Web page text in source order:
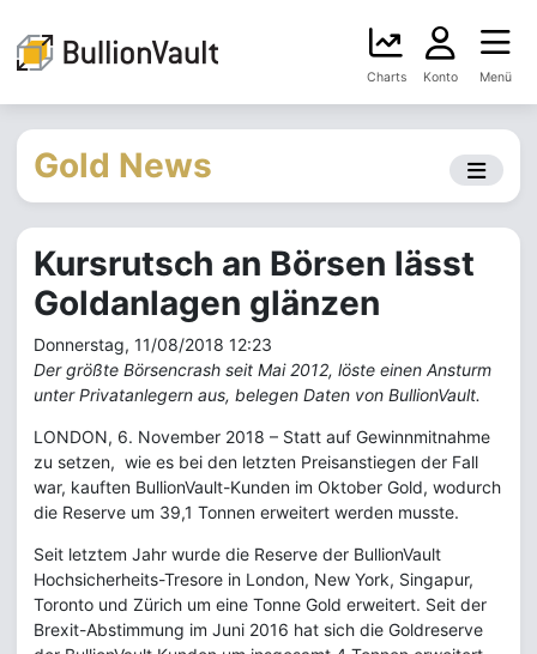
Charts Konto Menü
Gold News
Kursrutsch an Börsen lässt
Goldanlagen glänzen
Donnerstag, 11/08/2018 12:23
Der größte Börsencrash seit Mai 2012, löste einen Ansturm
unter Privatanlegern aus, belegen Daten von BullionVault.
LONDON, 6. November 2018 – Statt auf Gewinnmitnahme
zu setzen, wie es bei den letzten Preisanstiegen der Fall
war, kauften BullionVault-Kunden im Oktober Gold, wodurch
die Reserve um 39,1 Tonnen erweitert werden musste.
Seit letztem Jahr wurde die Reserve der BullionVault
Hochsicherheits-Tresore in London, New York, Singapur,
Toronto und Zürich um eine Tonne Gold erweitert. Seit der
Brexit-Abstimmung im Juni 2016 hat sich die Goldreserve